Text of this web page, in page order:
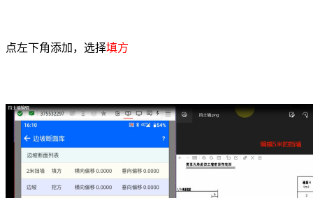
点左下角添加，选择填方